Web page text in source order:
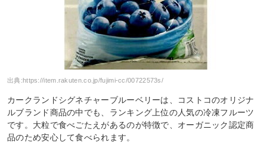
出典:https://item.rakuten.co.jp/fujimi-cc/00722573s/
カークランドシグネチャーブルーベリーは、コストコのオリジナ
ルブランド商品の中でも、ランキング上位の人気の冷凍フルーツ
です。大粒で食べごたえがあるのが特徴で、オーガニック認定商
品のため安心して食べられます。